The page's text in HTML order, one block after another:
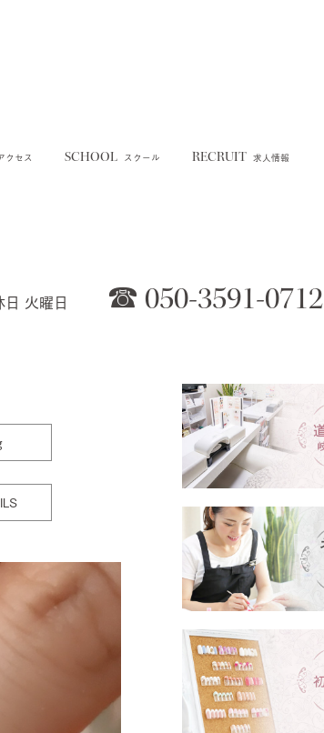
クセス SCHOOL スクール RECRUIT 求人情報
火曜日 ☎︎ 050-3591-0712